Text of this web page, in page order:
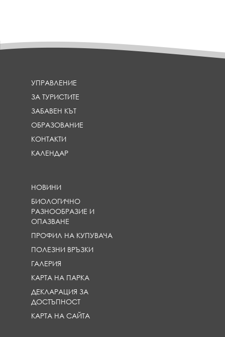
УПРАВЛЕНИЕ
ЗА ТУРИСТИТЕ
ЗАБАВЕН КЪТ
ОБРАЗОВАНИЕ
КОНТАКТИ
КАЛЕНДАР
НОВИНИ
БИОЛОГИЧНО
РАЗНООБРАЗИЕ И
ОПАЗВАНЕ
ПРОФИЛ НА КУПУВАЧА
ПОЛЕЗНИ ВРЪЗКИ
ГАЛЕРИЯ
КАРТА НА ПАРКА
ДЕКЛАРАЦИЯ ЗА
ДОСТЪПНОСТ
КАРТА НА САЙТА